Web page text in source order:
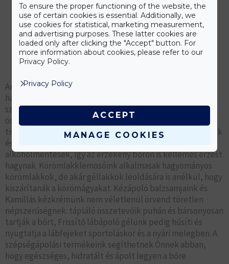
Caola
Arc- és testápoló termékeink klasszikusak, mindennapos
használatra lettek kifejlesztetve, így minden korosztály
számára megfelelőek. Gondosan összeválogatott
összetevőink gyengéden segítik a mindennapos
tisztálkodást. Arclemosáshoz a megbízható Micellás vizünk
és a Frissítő arctonikunk ajánlott, melyek
alkoholmentesek, így az érzékeny bőrön is kellemes érzést
hagynak. Körömlakklemosóink alkalmasak hagyományos
körömlakkok, de akár géllakkok leoldására is anélkül, hogy
kiszárítanák a körömágyakat. Kézápoló balzsamjaink és
Kamillás kézkrémünk nem véletlenül örvend töretlen
népszerűségnek: tápláló összetevőik puhán és bársonyosan
tartják a bőrt, Frissítő lábápoló gélünk pedig hűsíti és
nyugtatja a lábfejeket sportoláskor és a nyári melegben. A
szépségápolási termékeink segíthetnek Önnek abban,
hogy egészséges, hidratált és ápolt legyen a bőre.
To ensure the proper functioning of the website, the
use of certain cookies is essential. Additionally, we
use cookies for statistical, marketing measurement,
and advertising purposes. These latter cookies are
loaded only after clicking the "Accept" button. For
more information about cookies, please refer to our
Privacy Policy.
Privacy Policy
MANAGE COOKIES
ACCEPT